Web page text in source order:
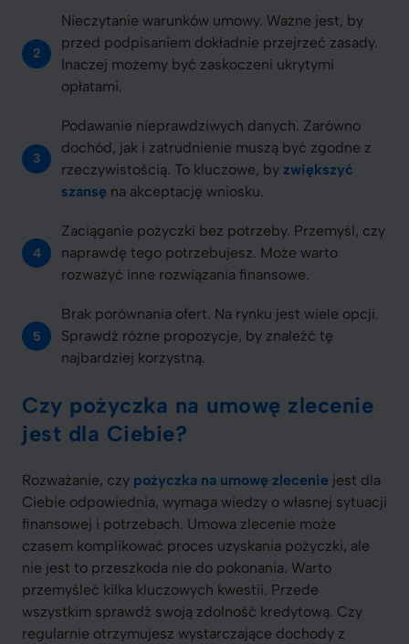
Nieczytanie warunków umowy. Ważne jest, by
przed podpisaniem dokładnie przejrzeć zasady.
Inaczej możemy być zaskoczeni ukrytymi
opłatami.
Podawanie nieprawdziwych danych. Zarówno
dochód, jak i zatrudnienie muszą być zgodne z
rzeczywistością. To kluczowe, by zwiększyć
szansę na akceptację wniosku.
Zaciąganie pożyczki bez potrzeby. Przemyśl, czy
naprawdę tego potrzebujesz. Może warto
rozważyć inne rozwiązania finansowe.
Brak porównania ofert. Na rynku jest wiele opcji.
Sprawdź różne propozycje, by znaleźć tę
najbardziej korzystną.
Czy pożyczka na umowę zlecenie
jest dla Ciebie?
Rozważanie, czy pożyczka na umowę zlecenie jest dla
Ciebie odpowiednia, wymaga wiedzy o własnej sytuacji
finansowej i potrzebach. Umowa zlecenie może
czasem komplikować proces uzyskania pożyczki, ale
nie jest to przeszkoda nie do pokonania. Warto
przemyśleć kilka kluczowych kwestii. Przede
wszystkim sprawdź swoją zdolność kredytową. Czy
regularnie otrzymujesz wystarczające dochody z